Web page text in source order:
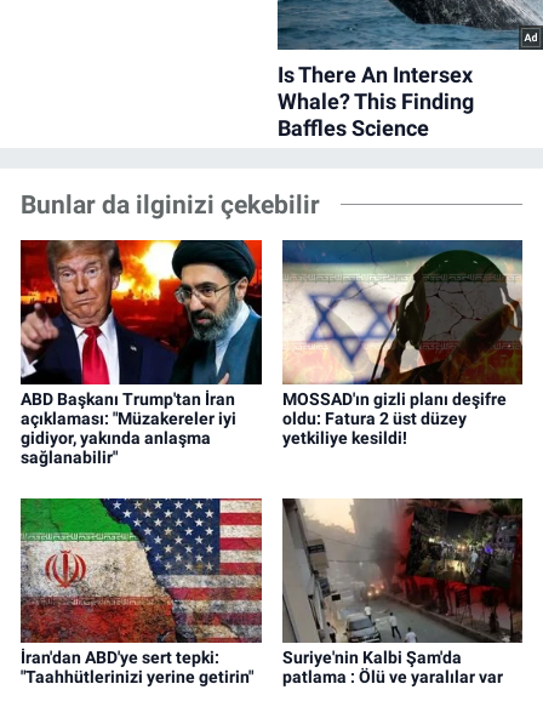
Bunlar da ilginizi çekebilir
ABD Başkanı Trump'tan İran
açıklaması: "Müzakereler iyi
gidiyor, yakında anlaşma
sağlanabilir"
MOSSAD'ın gizli planı deşifre
oldu: Fatura 2 üst düzey
yetkiliye kesildi!
İran'dan ABD'ye sert tepki:
"Taahhütlerinizi yerine getirin"
Suriye'nin Kalbi Şam'da
patlama : Ölü ve yaralılar var